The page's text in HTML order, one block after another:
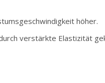
höher.
verstärkte Elastizität